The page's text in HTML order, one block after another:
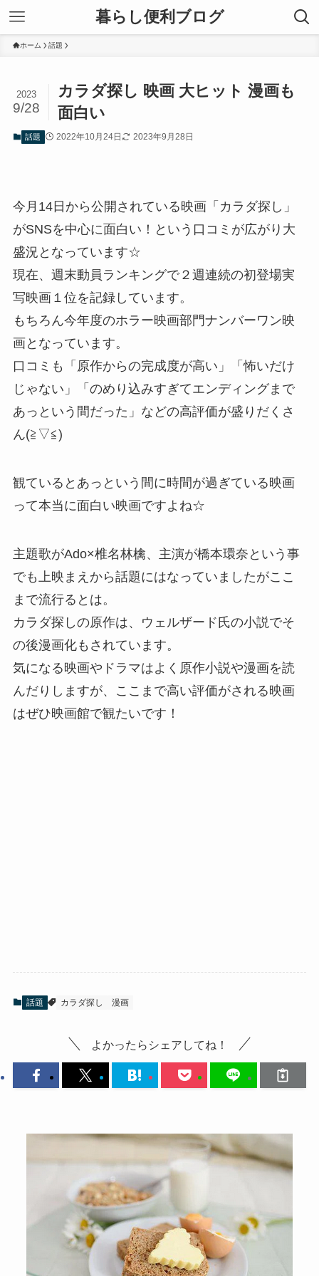
暮らし便利ブログ
ホーム 話題
カラダ探し 映画 大ヒット 漫画も
面白い
2023
9/28
話題 2022年10月24日 2023年9月28日
今月14日から公開されている映画「カラダ探し」
がSNSを中心に面白い！という口コミが広がり大
盛況となっています☆
現在、週末動員ランキングで２週連続の初登場実
写映画１位を記録しています。
もちろん今年度のホラー映画部門ナンバーワン映
画となっています。
口コミも「原作からの完成度が高い」「怖いだけ
じゃない」「のめり込みすぎてエンディングまで
あっという間だった」などの高評価が盛りだくさ
ん(≧▽≦)
観ているとあっという間に時間が過ぎている映画
って本当に面白い映画ですよね☆
主題歌がAdo×椎名林檎、主演が橋本環奈という事
でも上映まえから話題にはなっていましたがここ
まで流行るとは。
カラダ探しの原作は、ウェルザード氏の小説でそ
の後漫画化もされています。
気になる映画やドラマはよく原作小説や漫画を読
んだりしますが、ここまで高い評価がされる映画
はぜひ映画館で観たいです！
話題 カラダ探し 漫画
よかったらシェアしてね！